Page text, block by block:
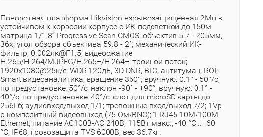
Поворотная платформа Hikvision взрывозащищенная 2Мп в
устойчивом к коррозии корпусе c ИК-подсветкой до 150м
матрица 1/1.8’’ Progressive Scan CMOS; объектив 5.7 - 205мм,
36x; угол обзора объектива 59.8 - 2°; механический ИК-
фильтр; 0.002лк@F1.5; видеосжатие
H.265/H.264/MJPEG/H.265+/H.264+; тройной поток;
1920х1080@25к/с; WDR 120дБ, 3D DNR, BLC, антитуман, ROI;
Smart видеоаналитика; вращение 360°, вручную: 0.1° - 50°/с,
по предустановке: 50°/с; наклон -90° - +90°, вручную: 0.1° -
40°/с, по предустановке: 40°/с; слот для microSD карты до
256Гб; аудиовход/выход 1/1; тревожные вход/выход 7/2; 1Vp-
p композитный видеовыход (75 Ом/BNC); 1 RJ45 10M/100M
Ethernet; питание AC100В-AC 240B; 115Вт макс.; -40 °C...+60
°C; IP68; грозозащита TVS 6000B; вес 36.7кг.